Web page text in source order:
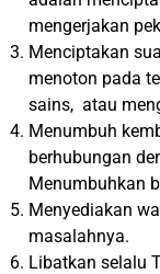
mengerjakan
Menciptakan
menoton pada
sains, atau
Menumbuh
berhubungan
Menumbuhkan
Menyediakan
masalahnya.
Libatkan selalu